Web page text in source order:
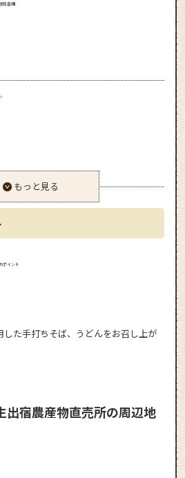
頭各種
もっと見る
ポイント
た手打ちそば、うどんをお召し上が
出宿農産物直売所の周辺地